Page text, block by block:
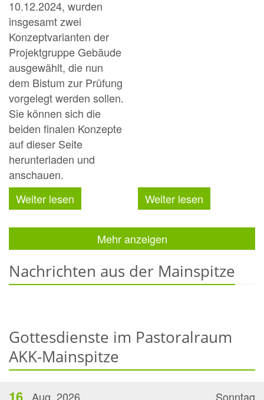
10.12.2024, wurden
insgesamt zwei
Konzeptvarianten der
Projektgruppe Gebäude
ausgewählt, die nun
dem Bistum zur Prüfung
vorgelegt werden sollen.
Sie können sich die
beiden finalen Konzepte
auf dieser Seite
herunterladen und
anschauen.
Weiter lesen
Weiter lesen
Mehr anzeigen
Nachrichten aus der Mainspitze
Gottesdienste im Pastoralraum
AKK-Mainspitze
Sonntag
Aug. 2026